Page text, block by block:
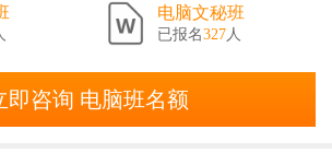
电脑文秘班
已报名327 人
即咨询 电脑班名额